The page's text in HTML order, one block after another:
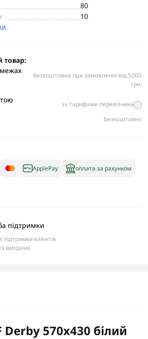
80
10
товар:
Безкоштовна при замовленні від 5000
грн.
за тарифами перевізника
безкоштовно
ApplePay оплата за рахунком
підтримки
клієнтів
вихідних
570х430 білий